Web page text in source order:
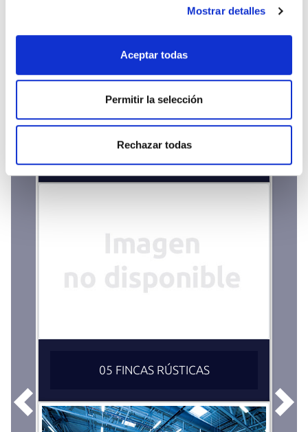
. Puede cambiar o retirar su
Derechos que asisten a la persona interesadapolítica
de cookies web viasubasta.com
Mostrar detalles
Aceptar todas
Permitir la selección
Rechazar todas
04 LOCALES DE NEGOCIO
05 FINCAS RÚSTICAS
Anterior